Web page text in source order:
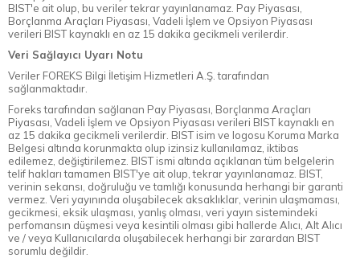
BIST'e ait olup, bu veriler tekrar yayınlanamaz. Pay Piyasası,
Borçlanma Araçları Piyasası, Vadeli İşlem ve Opsiyon Piyasası
verileri BIST kaynaklı en az 15 dakika gecikmeli verilerdir.
Veri Sağlayıcı Uyarı Notu
Veriler FOREKS Bilgi İletişim Hizmetleri A.Ş. tarafından
sağlanmaktadır.
Foreks tarafından sağlanan Pay Piyasası, Borçlanma Araçları
Piyasası, Vadeli İşlem ve Opsiyon Piyasası verileri BIST kaynaklı en
az 15 dakika gecikmeli verilerdir. BIST isim ve logosu Koruma Marka
Belgesi altında korunmakta olup izinsiz kullanılamaz, iktibas
edilemez, değiştirilemez. BIST ismi altında açıklanan tüm belgelerin
telif hakları tamamen BIST'ye ait olup, tekrar yayınlanamaz. BIST,
verinin sekansı, doğruluğu ve tamlığı konusunda herhangi bir garanti
vermez. Veri yayınında oluşabilecek aksaklıklar, verinin ulaşmaması,
gecikmesi, eksik ulaşması, yanlış olması, veri yayın sistemindeki
perfomansın düşmesi veya kesintili olması gibi hallerde Alıcı, Alt Alıcı
ve / veya Kullanıcılarda oluşabilecek herhangi bir zarardan BIST
sorumlu değildir.